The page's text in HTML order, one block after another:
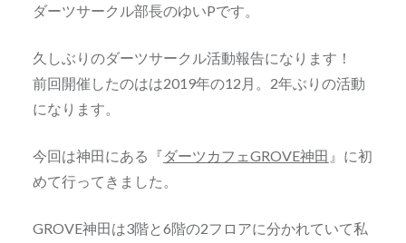
ダーツサークル部長のゆいPです。
久しぶりのダーツサークル活動報告になります！
前回開催したのはは2019年の12月。2年ぶりの活動
になります。
今回は神田にある『ダーツカフェGROVE神田 』に初
めて行ってきました。
GROVE神田は3階と6階の2フロアに分かれていて私